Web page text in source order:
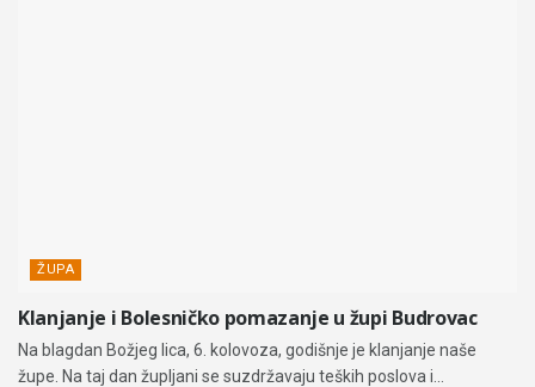
ŽUPA
Klanjanje i Bolesničko pomazanje u župi Budrovac
Na blagdan Božjeg lica, 6. kolovoza, godišnje je klanjanje naše
župe. Na taj dan župljani se suzdržavaju teških poslova i...